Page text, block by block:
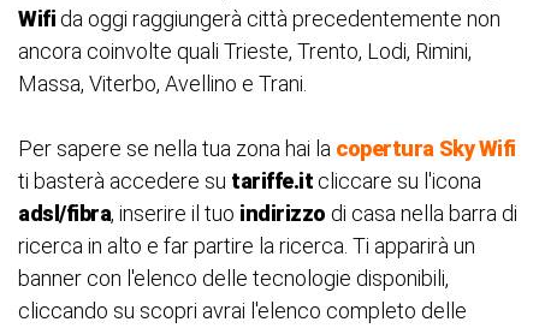
Wifi da oggi raggiungerà città precedentemente non
ancora coinvolte quali Trieste, Trento, Lodi, Rimini,
Massa, Viterbo, Avellino e Trani.
Per sapere se nella tua zona hai la copertura Sky Wifi
ti basterà accedere su tariffe.it cliccare su l'icona
adsl/fibra, inserire il tuo indirizzo di casa nella barra di
ricerca in alto e far partire la ricerca. Ti apparirà un
banner con l'elenco delle tecnologie disponibili,
cliccando su scopri avrai l'elenco completo delle